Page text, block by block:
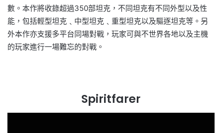
數。本作將收錄超過350部坦克，不同坦克有不同外型以及性
能，包括輕型坦克﹑中型坦克﹑重型坦克以及驅逐坦克等。另
外本作亦支援多平台同場對戰，玩家可與不世界各地以及主機
的玩家進行一場難忘的對戰。
Spiritfarer